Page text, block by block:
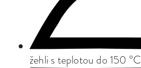
žehli s teplotou do 150 °C